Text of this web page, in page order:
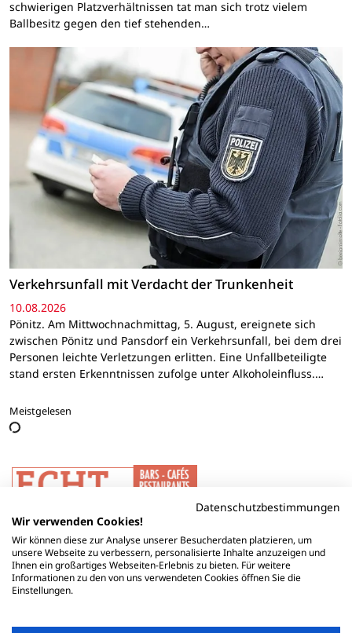
schwierigen Platzverhältnissen tat man sich trotz vielem
Ballbesitz gegen den tief stehenden…
Verkehrsunfall mit Verdacht der Trunkenheit
10.08.2026
Pönitz. Am Mittwochnachmittag, 5. August, ereignete sich
zwischen Pönitz und Pansdorf ein Verkehrsunfall, bei dem drei
Personen leichte Verletzungen erlitten. Eine Unfallbeteiligte
stand ersten Erkenntnissen zufolge unter Alkoholeinfluss.…
Meistgelesen
Datenschutzbestimmungen
Wir verwenden Cookies!
Wir können diese zur Analyse unserer Besucherdaten platzieren, um
unsere Webseite zu verbessern, personalisierte Inhalte anzuzeigen und
Ihnen ein großartiges Webseiten-Erlebnis zu bieten. Für weitere
Informationen zu den von uns verwendeten Cookies öffnen Sie die
Einstellungen.